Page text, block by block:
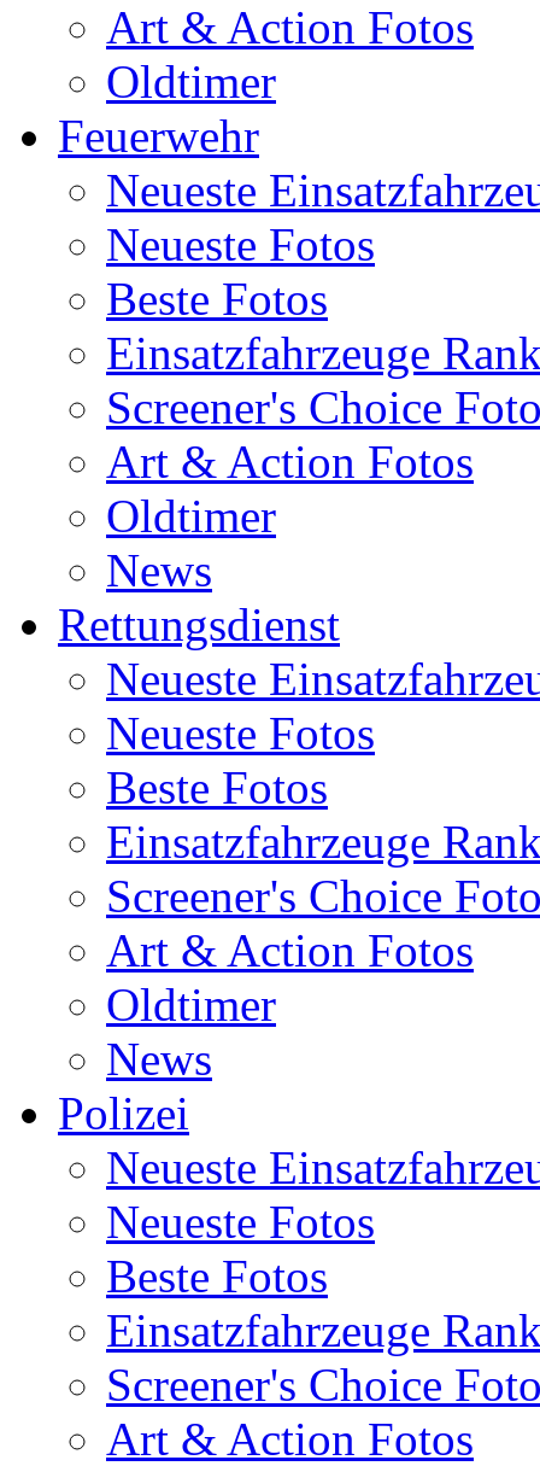
Art & Action Fotos
Oldtimer
Feuerwehr
Neueste
Neueste Fotos
Beste Fotos
Einsatzfahrzeuge
Screener's Choice
Art & Action Fotos
Oldtimer
News
Rettungsdienst
Neueste
Neueste Fotos
Beste Fotos
Einsatzfahrzeuge
Screener's Choice
Art & Action Fotos
Oldtimer
News
Polizei
Neueste
Neueste Fotos
Beste Fotos
Einsatzfahrzeuge
Screener's Choice
Art & Action Fotos